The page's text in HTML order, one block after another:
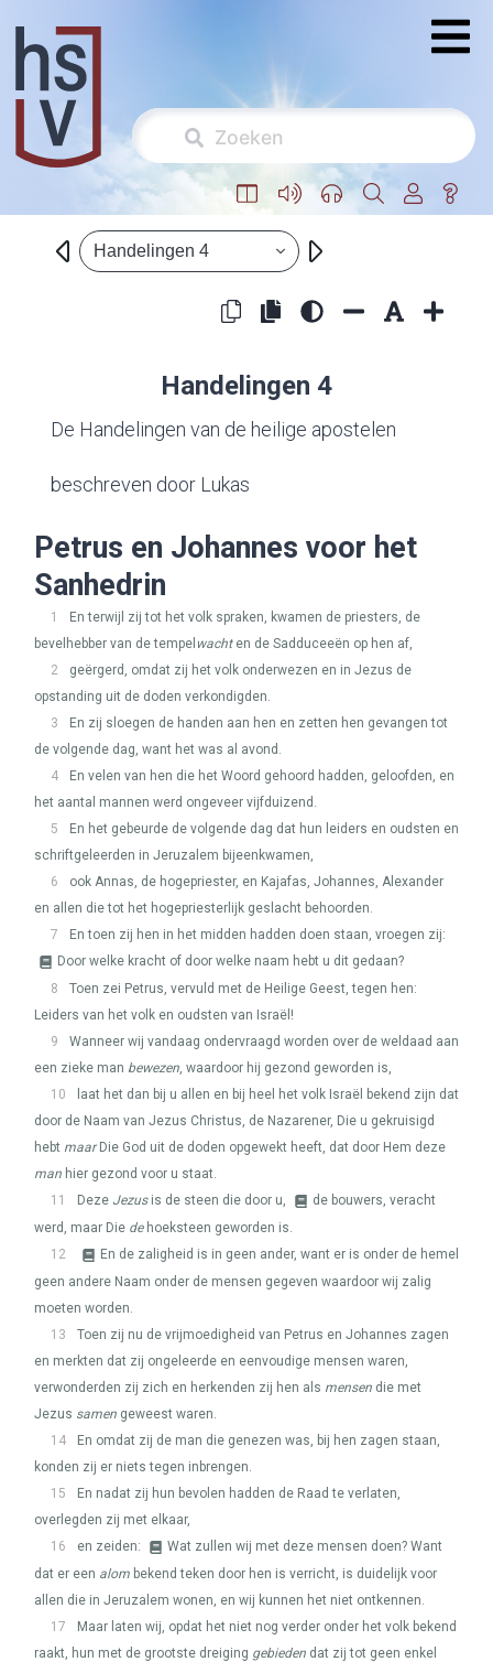
Handelingen 4
Handelingen 4
De Handelingen van de heilige apostelen
beschreven door Lukas
Petrus en Johannes voor het
Sanhedrin
1
En terwijl zij tot het volk spraken, kwamen de priesters, de
bevelhebber van de tempel wachten de Sadduceeën op hen af,
2
geërgerd, omdat zij het volk onderwezen en in Jezus de
opstanding uit de doden verkondigden.
3
En zij sloegen de handen aan hen en zetten hen gevangen tot
de volgende dag, want het was al avond.
4
En velen van hen die het Woord gehoord hadden, geloofden, en
het aantal mannen werd ongeveer vijfduizend.
5
En het gebeurde de volgende dag dat hun leiders en oudsten en
schriftgeleerden in Jeruzalem bijeenkwamen,
6
ook Annas, de hogepriester, en Kajafas, Johannes, Alexander
en allen die tot het hogepriesterlijk geslacht behoorden.
7
En toen zij hen in het midden hadden doen staan, vroegen zij:
Door welke kracht of door welke naam hebt u dit gedaan?
8
Toen zei Petrus, vervuld met de Heilige Geest, tegen hen:
Leiders van het volk en oudsten van Israël!
9
Wanneer wij vandaag ondervraagd worden over de weldaad aan
een zieke man bewezen, waardoor hij gezond geworden is,
10
laat het dan bij u allen en bij heel het volk Israël bekend zijn dat
door de Naam van Jezus Christus, de Nazarener, Die u gekruisigd
hebt maarDie God uit de doden opgewekt heeft, dat door Hem deze
man hier gezond voor u staat.
11
Deze Jezusis de steen die door u,
de bouwers, veracht
werd, maar Die dehoeksteen geworden is.
12
En de zaligheid is in geen ander, want er is onder de hemel
geen andere Naam onder de mensen gegeven waardoor wij zalig
moeten worden.
13
Toen zij nu de vrijmoedigheid van Petrus en Johannes zagen
en merkten dat zij ongeleerde en eenvoudige mensen waren,
verwonderden zij zich en herkenden zij hen als mensen die met
Jezus samen geweest waren.
14
En omdat zij de man die genezen was, bij hen zagen staan,
konden zij er niets tegen inbrengen.
15
En nadat zij hun bevolen hadden de Raad te verlaten,
overlegden zij met elkaar,
16
en zeiden:
Wat zullen wij met deze mensen doen? Want
dat er een alom bekend teken door hen is verricht, is duidelijk voor
allen die in Jeruzalem wonen, en wij kunnen het niet ontkennen.
17
Maar laten wij, opdat het niet nog verder onder het volk bekend
raakt, hun met de grootste dreiging gebieden dat zij tot geen enkel